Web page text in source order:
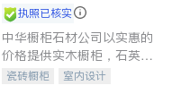
执照已核实
中华橱柜石材公司以实惠的
价格提供实木橱柜，石英石
台面，多种优质不锈钢水
瓷砖橱柜
室内设计